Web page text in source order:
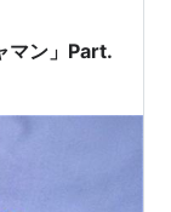
マン」Part.